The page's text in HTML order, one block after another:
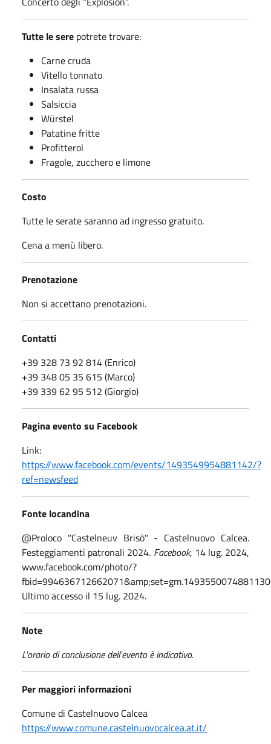
Tutte le sere potrete trovare:
Carne cruda
Vitello tonnato
Insalata russa
Salsiccia
Würstel
Patatine fritte
Profitterol
Fragole, zucchero e limone
Costo
Tutte le serate saranno ad ingresso gratuito.
Cena a menù libero.
Prenotazione
Non si accettano prenotazioni.
Contatti
+39 328 73 92 814 (Enrico)
+39 348 05 35 615 (Marco)
+39 339 62 95 512 (Giorgio)
Pagina evento su Facebook
Link:
https://www.facebook.com/events/1493549954881142/?
ref=newsfeed
Fonte locandina
@Proloco "Castelneuv Brisò" - Castelnuovo Calcea.
Festeggiamenti patronali 2024. Facebook, 14 lug. 2024,
www.facebook.com/photo/?
Ultimo accesso il 15 lug. 2024.
Note
L'orario di conclusione dell'evento è indicativo.
Per maggiori informazioni
Comune di Castelnuovo Calcea
https://www.comune.castelnuovocalcea.at.it/